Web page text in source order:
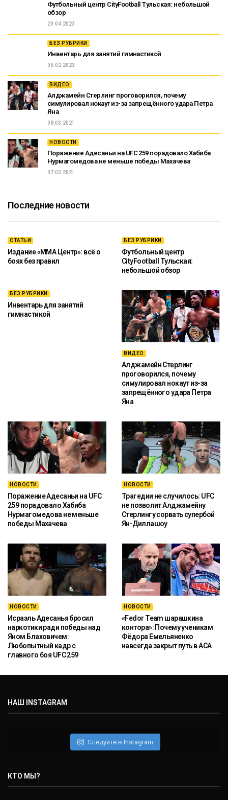
Футбольный центр CityFootball Тульская: небольшой
обзор
20.04.2023
БЕЗ РУБРИКИ
Инвентарь для занятий гимнастикой
06.02.2023
ВИДЕО
Алджамейн Стерлинг проговорился, почему
симулировал нокаут из-за запрещённого удара Петра
Яна
08.03.2021
НОВОСТИ
Поражение Адесаньи на UFC 259 порадовало Хабиба
Нурмагомедова не меньше победы Махачева
07.03.2021
Последние новости
СТАТЬИ
Издание «ММА Центр»: всё о
боях без правил
БЕЗ РУБРИКИ
Футбольный центр
CityFootball Тульская:
небольшой обзор
БЕЗ РУБРИКИ
Инвентарь для занятий
гимнастикой
ВИДЕО
Алджамейн Стерлинг
проговорился, почему
симулировал нокаут из-за
запрещённого удара Петра
Яна
НОВОСТИ
Поражение Адесаньи на UFC
259 порадовало Хабиба
Нурмагомедова не меньше
победы Махачева
НОВОСТИ
Трагедии не случилось: UFC
не позволит Алджамейну
Стерлингу сорвать супербой
Ян-Диллашоу
НОВОСТИ
Исраэль Адесанья бросил
наркотики ради победы над
Яном Блаховичем:
Любопытный кадр с
главного боя UFC 259
НОВОСТИ
«Fedor Team шарашкина
контора»: Почему ученикам
Фёдора Емельяненко
навсегда закрыт путь в ACA
НАШ INSTAGRAM
Следуйте в Instagram
КТО МЫ?